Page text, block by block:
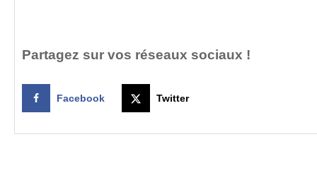
Partagez sur vos réseaux sociaux !
Facebook Twitter